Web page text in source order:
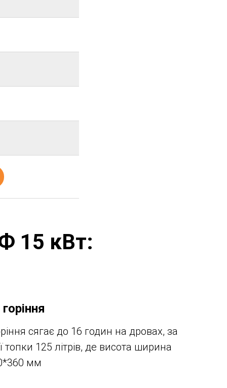
15 кВт:
сягає до 16 годин на дровах, за
топки 125 літрів, де висота ширина
мм